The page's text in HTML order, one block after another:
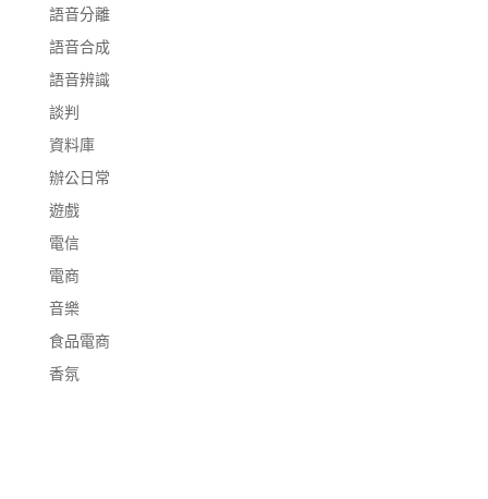
語音分離
語音合成
語音辨識
談判
資料庫
辦公日常
遊戲
電信
電商
音樂
食品電商
香氛